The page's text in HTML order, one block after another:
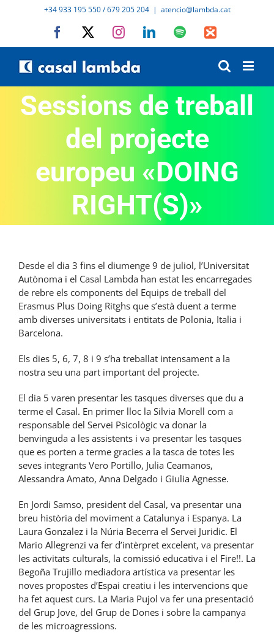
+34 933 195 550 / 679 205 204 | atencio@lambda.cat
Facebook InstagramLinkedInSpotifyIVoox
Sessions de treball
del projecte
europeu «DOING
RIGHT(S)»
Desde el dia 3 fins el diumenge 9 de juliol, l’Universitat
Autònoma i el Casal Lambda han estat les encarregades
de rebre els components del Equips de treball del
Erasmus Plus Doing Ritghs que s’està duent a terme
amb diverses universitats i entitats de Polonia, Italia i
Barcelona.
Els dies 5, 6, 7, 8 i 9 s’ha treballat intensament a la
nostra seu una part important del projecte.
El dia 5 varen presentar les tasques diverses que du a
terme el Casal. En primer lloc la Silvia Morell com a
responsable del Servei Psicològic va donar la
benvinguda a les assistents i va presentar les tasques
que es porten a terme gracies a la tasca de totes les
seves integrants Vero Portillo, Julia Ceamanos,
Alessandra Amato, Anna Delgado i Giulia Agnesse.
En Jordi Samso, president del Casal, va presentar una
breu història del moviment a Catalunya i Espanya. La
Laura Gonzalez i la Núria Becerra el Servei Juridic. El
Mario Allegrenzi va fer d’intèrpret excelent, va presentar
les activitats culturals, la comissió educativa i el Fire!!. La
Begoña Trujillo mediadora artística va presentar les
noves propostes d’Espai creatiu i les intervencions que
ha fet aquest curs. La Maria Pujol va fer una presentació
del Grup Jove, del Grup de Dones i sobre la campanya
de les microagressions.